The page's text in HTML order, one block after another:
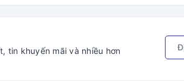
tin khuyến mãi và nhiều hơn